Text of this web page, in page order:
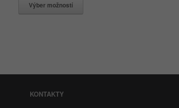
Výber možností
KONTAKTY